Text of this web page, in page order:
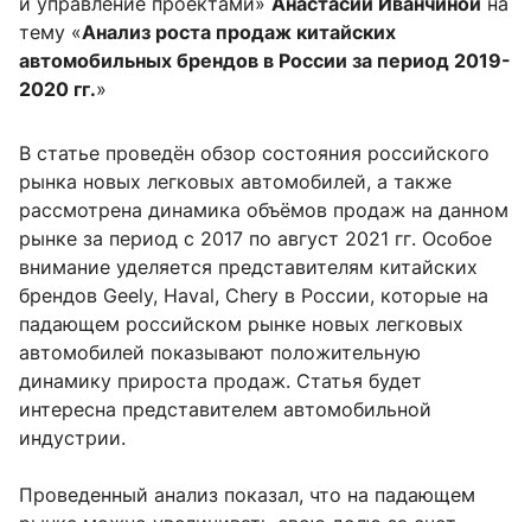
тему «Анализ роста продаж китайских
автомобильных брендов в России за период 2019-
2020 гг.»
В статье проведён обзор состояния российского
рынка новых легковых автомобилей, а также
рассмотрена динамика объёмов продаж на данном
рынке за период с 2017 по август 2021 гг. Особое
внимание уделяется представителям китайских
брендов Geely, Haval, Chery в России, которые на
падающем российском рынке новых легковых
автомобилей показывают положительную
динамику прироста продаж. Статья будет
интересна представителем автомобильной
индустрии.
Проведенный анализ показал, что на падающем